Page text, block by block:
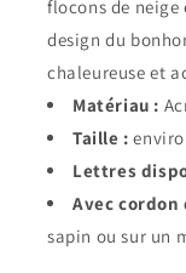
flocons de
design du
chaleureuse et
Matériau :
Taille :
Lettres
Avec cordon
sapin ou sur un